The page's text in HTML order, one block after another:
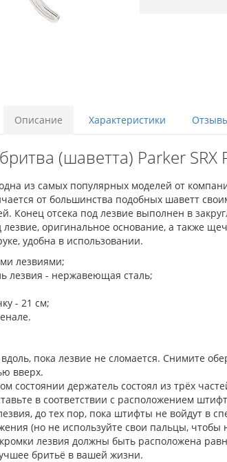
Описание Характеристики
(шаветта) Parker SRX
из самых популярных моделей от
от большинства подобных шаветт
Конец отсека под лезвие выполнен в
оригинальное основание, а также
удобна в использовании.
лезвиями;
лезвия - нержавеющая сталь;
- 21 см;
пока лезвие не сломается. Снимите
вверх.
состоянии держатель состоял из трёх
в соответствии с расположением
до тех пор, пока штифты не войдут в
(но не используйте свои пальцы,
лезвия должны быть расположена
бритьё в вашей жизни.